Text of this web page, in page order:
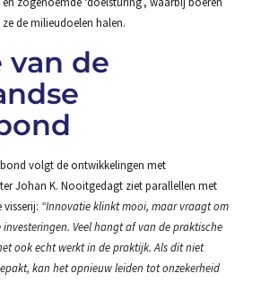
de milieudoelen halen.
van de
volgt de ontwikkelingen met
Johan K. Nooitgedagt ziet parallellen met
visserij: “Innovatie klinkt mooi, maar vraagt om
Veel hangt af van de praktische
ook echt werkt in de praktijk. Als dit niet
kan het opnieuw leiden tot onzekerheid